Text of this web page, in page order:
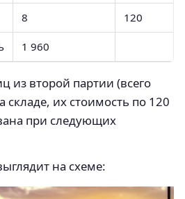
8 120
1 960
из второй партии (всего
складе, их стоимость по 120
при следующих
на схеме: